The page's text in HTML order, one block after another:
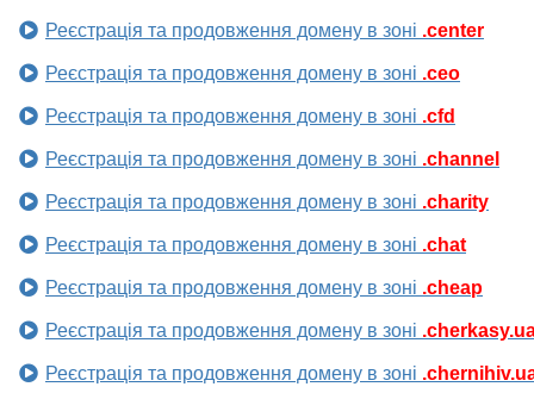
Реєстрація та продовження домену в зоні .center
Реєстрація та продовження домену в зоні .ceo
Реєстрація та продовження домену в зоні .cfd
Реєстрація та продовження домену в зоні .channel
Реєстрація та продовження домену в зоні .charity
Реєстрація та продовження домену в зоні .chat
Реєстрація та продовження домену в зоні .cheap
Реєстрація та продовження домену в зоні
Реєстрація та продовження домену в зоні